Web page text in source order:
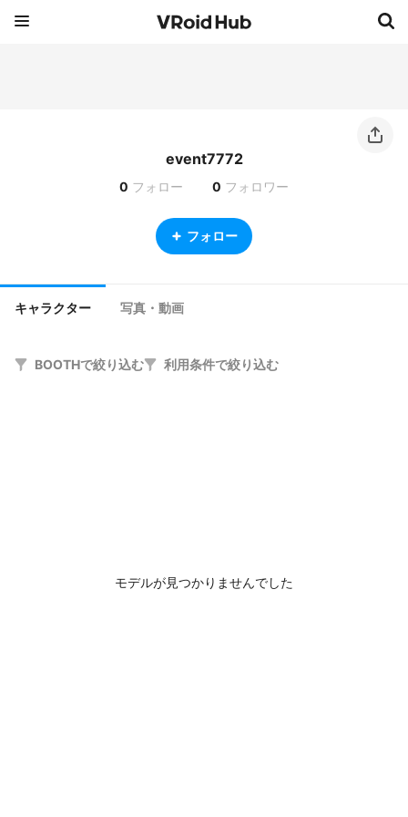
event7772
0 フォロー 0 フォロワー
フォロー
キャラクター 写真・動画
BOOTHで絞り込む 利用条件で絞り込む
モデルが見つかりませんでした